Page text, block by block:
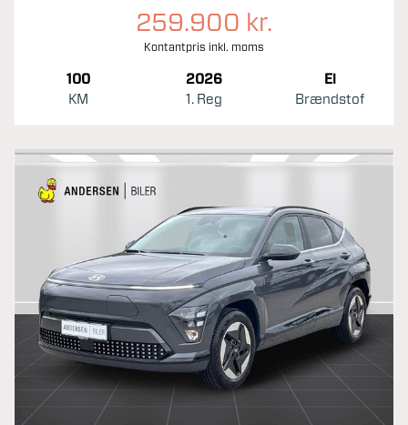
259.900 kr.
Kontantpris inkl. moms
100
KM
2026
1. Reg
El
Brændstof